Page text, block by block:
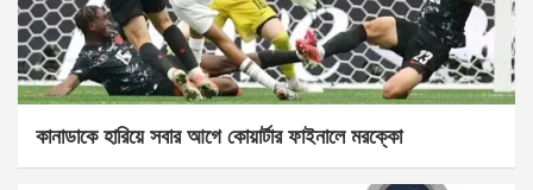
কানাডাকে হারিয়ে সবার আগে কোয়ার্টার ফাইনালে মরক্কো